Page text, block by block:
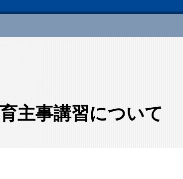
主事講習について